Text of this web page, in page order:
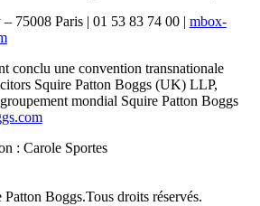
75008 Paris | 01 53 83 74 00 | mbox-
conclu une convention transnationale
Squire Patton Boggs (UK) LLP,
mondial Squire Patton Boggs
: Carole Sportes
Boggs.Tous droits réservés.